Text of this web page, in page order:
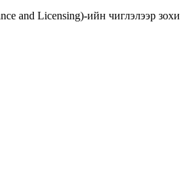
and Licensing)-ийн чиглэлээр